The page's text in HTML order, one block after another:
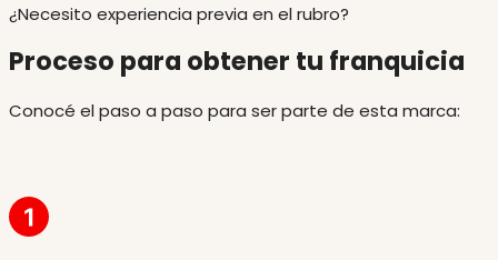
¿Necesito experiencia previa en el rubro?
Proceso para obtener tu franquicia
Conocé el paso a paso para ser parte de esta marca: